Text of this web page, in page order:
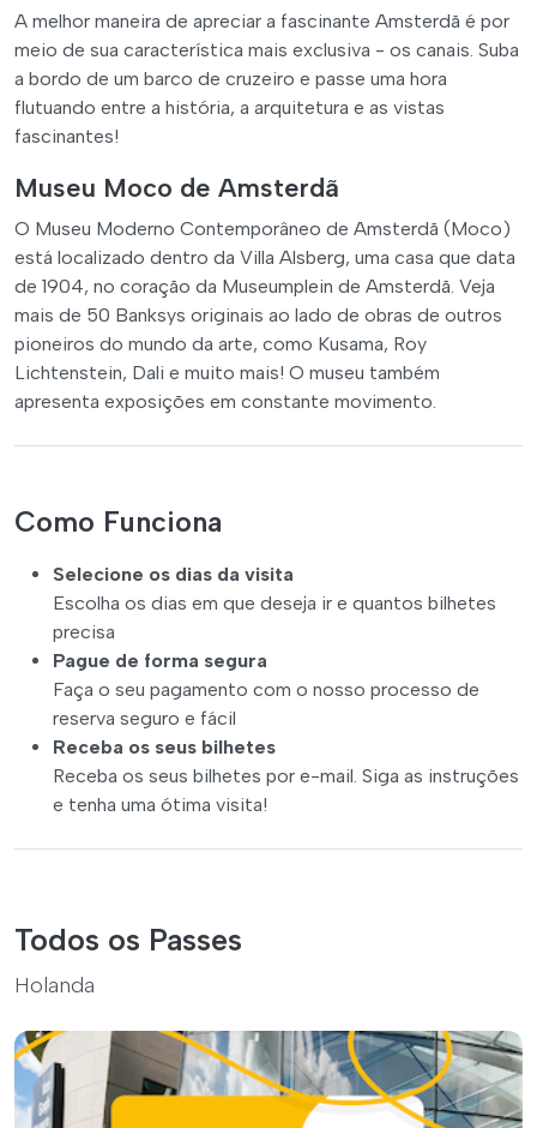
A melhor maneira de apreciar a fascinante Amsterdã é por
meio de sua característica mais exclusiva - os canais. Suba
a bordo de um barco de cruzeiro e passe uma hora
flutuando entre a história, a arquitetura e as vistas
fascinantes!
Museu Moco de Amsterdã
O Museu Moderno Contemporâneo de Amsterdã (Moco)
está localizado dentro da Villa Alsberg, uma casa que data
de 1904, no coração da Museumplein de Amsterdã. Veja
mais de 50 Banksys originais ao lado de obras de outros
pioneiros do mundo da arte, como Kusama, Roy
Lichtenstein, Dali e muito mais! O museu também
apresenta exposições em constante movimento.
Como Funciona
Selecione os dias da visita
Escolha os dias em que deseja ir e quantos bilhetes
precisa
Pague de forma segura
Faça o seu pagamento com o nosso processo de
reserva seguro e fácil
Receba os seus bilhetes
Receba os seus bilhetes por e-mail. Siga as instruções
e tenha uma ótima visita!
Todos os Passes
Holanda